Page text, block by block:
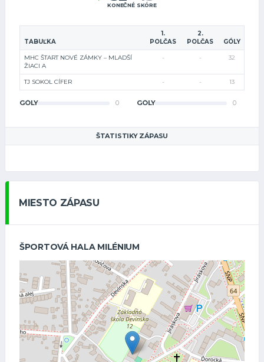
KONEČNÉ SKÓRE
TABUĽKA
1.
POLČAS
2.
POLČAS
GÓLY
MHC ŠTART NOVÉ ZÁMKY – MLADŠÍ
ŽIACI A
- - 32
TJ SOKOL CÍFER - - 13
GÓLY 0 GÓLY 0
ŠTATISTIKY ZÁPASU
MIESTO ZÁPASU
ŠPORTOVÁ HALA MILÉNIUM